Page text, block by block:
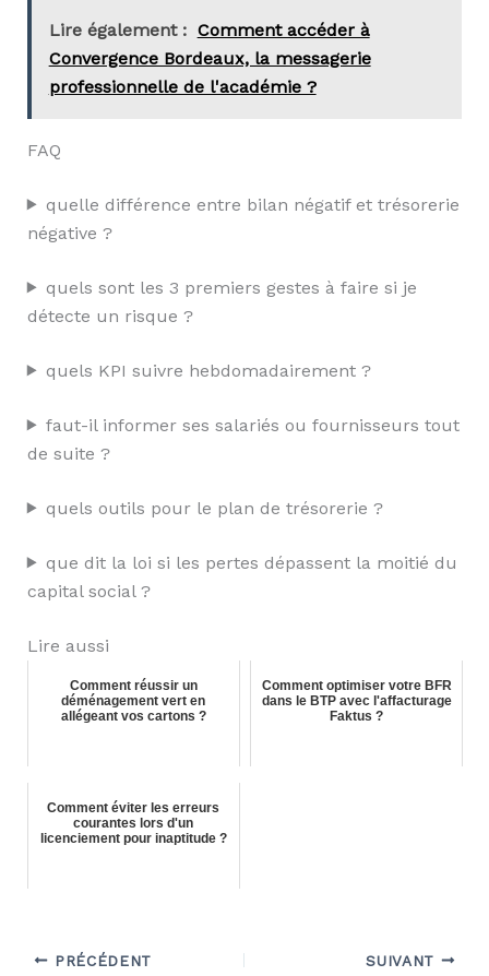
Lire également : Comment accéder à
Convergence Bordeaux, la messagerie
professionnelle de l'académie ?
FAQ
quelle différence entre bilan négatif et trésorerie
négative ?
quels sont les 3 premiers gestes à faire si je
détecte un risque ?
quels KPI suivre hebdomadairement ?
faut-il informer ses salariés ou fournisseurs tout
de suite ?
quels outils pour le plan de trésorerie ?
que dit la loi si les pertes dépassent la moitié du
capital social ?
Lire aussi
Comment réussir un
déménagement vert en
allégeant vos cartons ?
Comment optimiser votre BFR
dans le BTP avec l'affacturage
Faktus ?
Comment éviter les erreurs
courantes lors d'un
licenciement pour inaptitude ?
PRÉCÉDENT SUIVANT